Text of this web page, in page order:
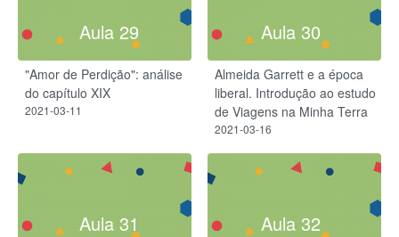
Aula 29
"Amor de Perdição": análise
do capítulo XIX
2021-03-11
Aula 30
Almeida Garrett e a época
liberal. Introdução ao estudo
de Viagens na Minha Terra
2021-03-16
Aula 31 Aula 32